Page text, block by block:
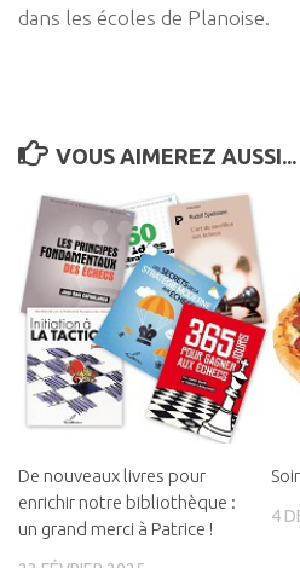
dans les écoles de Planoise.
VOUS AIMEREZ AUSSI...
De nouveaux livres pour
enrichir notre bibliothèque :
un grand merci à Patrice !
4